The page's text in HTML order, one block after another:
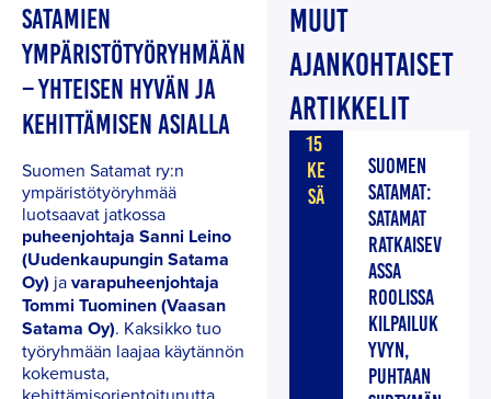
SATAMIEN
YMPÄRISTÖTYÖRYHMÄÄN
– YHTEISEN HYVÄN JA
KEHITTÄMISEN ASIALLA
Suomen Satamat ry:n
ympäristötyöryhmää
luotsaavat jatkossa
puheenjohtaja Sanni Leino
(Uudenkaupungin Satama
Oy) javarapuheenjohtaja
Tommi Tuominen (Vaasan
Satama Oy). Kaksikko tuo
työryhmään laajaa käytännön
kokemusta,
MUUT
AJANKOHTAISET
ARTIKKELIT
15
KE
SÄ
SUOMEN
SATAMAT:
SATAMAT
RATKAISEV
ASSA
ROOLISSA
KILPAILUK
YVYN,
PUHTAAN